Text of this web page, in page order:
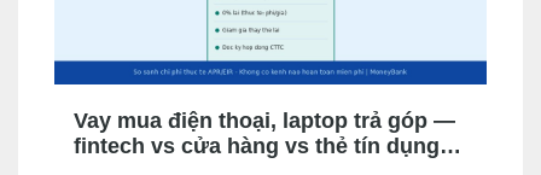
Vay mua điện thoại, laptop trả góp —
fintech vs cửa hàng vs thẻ tín dụng: